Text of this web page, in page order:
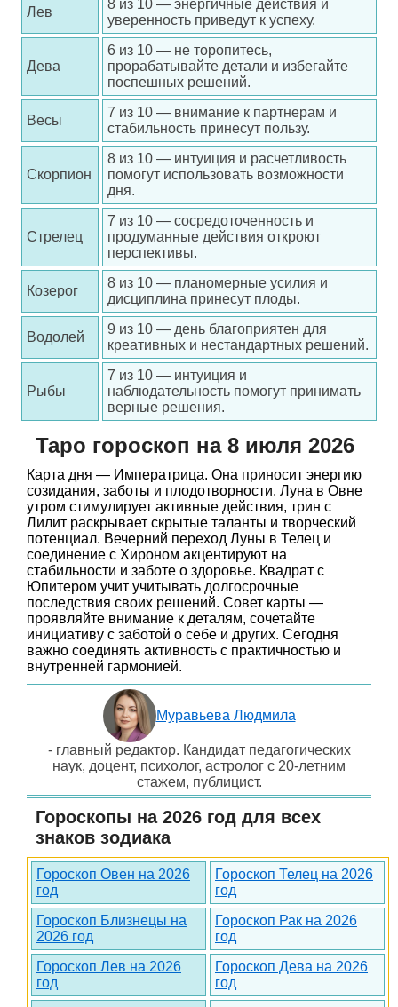
Лев
8 из 10 — энергичные действия и
уверенность приведут к успеху.
Дева
6 из 10 — не торопитесь,
прорабатывайте детали и избегайте
поспешных решений.
Весы
7 из 10 — внимание к партнерам и
стабильность принесут пользу.
Скорпион
8 из 10 — интуиция и расчетливость
помогут использовать возможности
дня.
Стрелец
7 из 10 — сосредоточенность и
продуманные действия откроют
перспективы.
Козерог
8 из 10 — планомерные усилия и
дисциплина принесут плоды.
Водолей
9 из 10 — день благоприятен для
креативных и нестандартных решений.
Рыбы
7 из 10 — интуиция и
наблюдательность помогут принимать
верные решения.
Таро гороскоп на 8 июля 2026
Карта дня — Императрица. Она приносит энергию
созидания, заботы и плодотворности. Луна в Овне
утром стимулирует активные действия, трин с
Лилит раскрывает скрытые таланты и творческий
потенциал. Вечерний переход Луны в Телец и
соединение с Хироном акцентируют на
стабильности и заботе о здоровье. Квадрат с
Юпитером учит учитывать долгосрочные
последствия своих решений. Совет карты —
проявляйте внимание к деталям, сочетайте
инициативу с заботой о себе и других. Сегодня
важно соединять активность с практичностью и
внутренней гармонией.
Муравьева Людмила
- главный редактор. Кандидат педагогических
наук, доцент, психолог, астролог с 20-летним
стажем, публицист.
Гороскопы на 2026 год для всех
знаков зодиака
Гороскоп Овен на 2026
год
Гороскоп Телец на 2026
год
Гороскоп Близнецы на
2026 год
Гороскоп Рак на 2026
год
Гороскоп Лев на 2026
год
Гороскоп Дева на 2026
год